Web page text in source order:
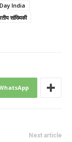
India
सांख्यिकी
Next article